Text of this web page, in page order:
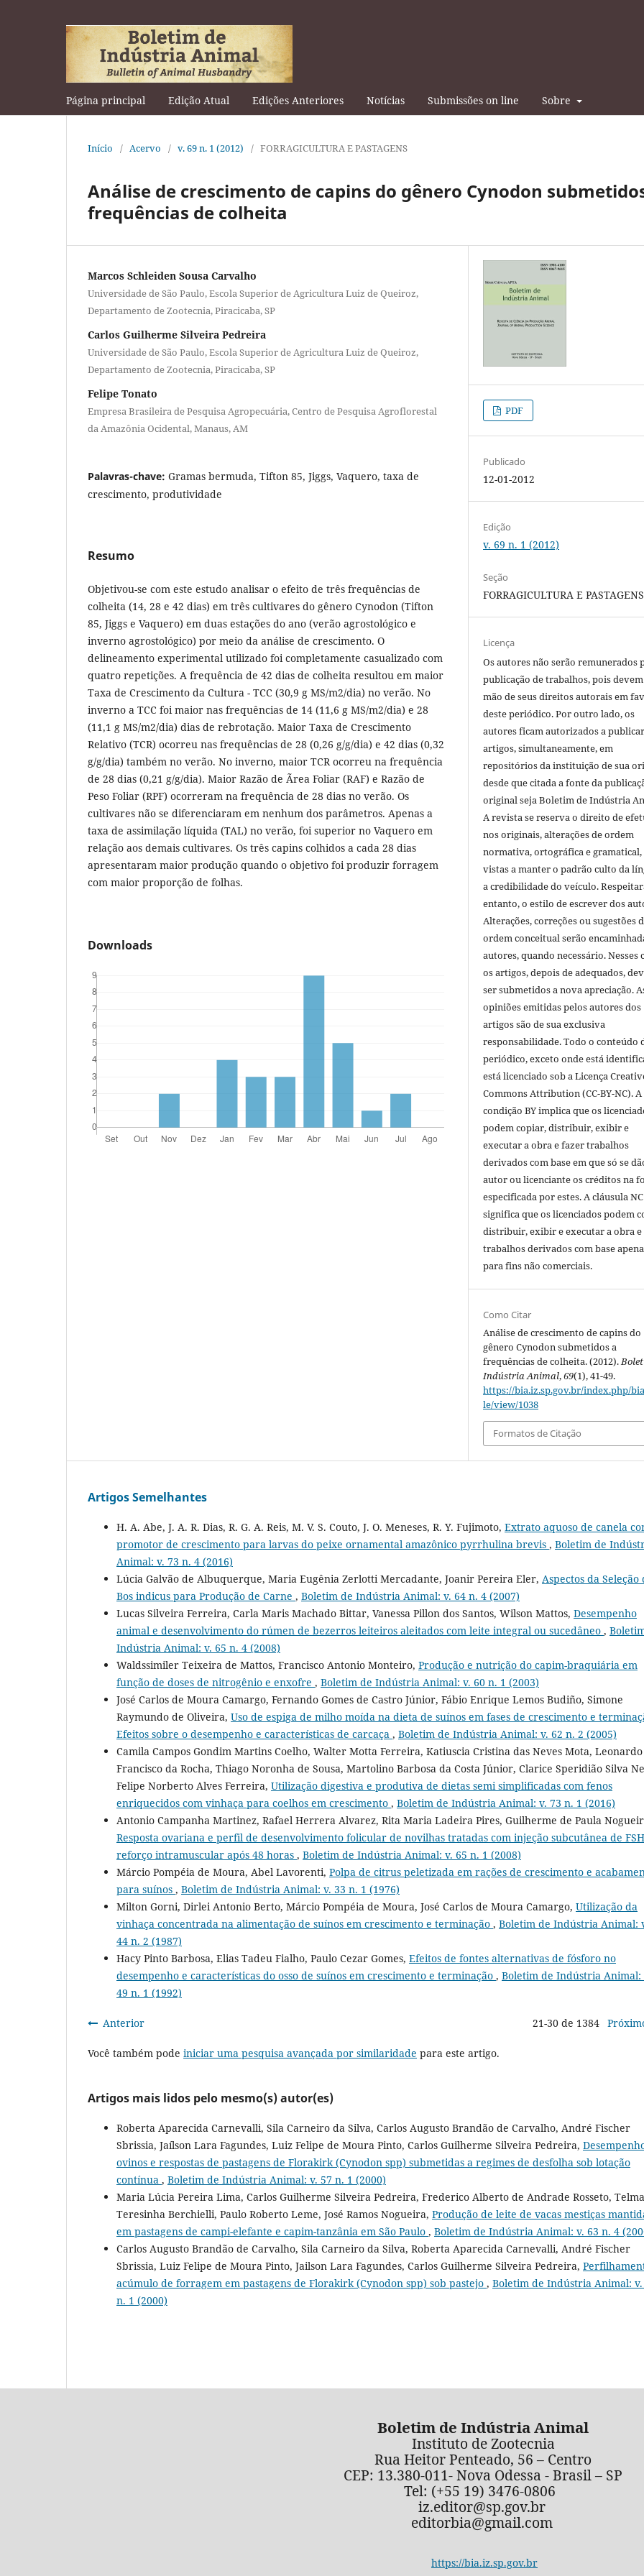
Página principal Edição Atual Edições Anteriores Notícias Submissões on line Sobre
Início / Acervo / v. 69 n. 1 (2012) / FORRAGICULTURA E PASTAGENS
Análise de crescimento de capins do gênero Cynodon
frequências de colheita
Marcos Schleiden Sousa Carvalho
Universidade de São Paulo, Escola Superior de Agricultura Luiz de Queiroz,
Departamento de Zootecnia, Piracicaba, SP
Carlos Guilherme Silveira Pedreira
Universidade de São Paulo, Escola Superior de Agricultura Luiz de Queiroz,
Departamento de Zootecnia, Piracicaba, SP
Felipe Tonato
Empresa Brasileira de Pesquisa Agropecuária, Centro de Pesquisa Agroflorestal
da Amazônia Ocidental, Manaus, AM
Palavras-chave: Gramas bermuda, Tifton 85, Jiggs, Vaquero, taxa de
crescimento, produtividade
Resumo
Objetivou-se com este estudo analisar o efeito de três frequências de
colheita (14, 28 e 42 dias) em três cultivares do gênero Cynodon (Tifton
85, Jiggs e Vaquero) em duas estações do ano (verão agrostológico e
inverno agrostológico) por meio da análise de crescimento. O
delineamento experimental utilizado foi completamente casualizado com
quatro repetições. A frequência de 42 dias de colheita resultou em maior
Taxa de Crescimento da Cultura - TCC (30,9 g MS/m2/dia) no verão. No
inverno a TCC foi maior nas frequências de 14 (11,6 g MS/m2/dia) e 28
(11,1 g MS/m2/dia) dias de rebrotação. Maior Taxa de Crescimento
Relativo (TCR) ocorreu nas frequências de 28 (0,26 g/g/dia) e 42 dias (0,32
g/g/dia) também no verão. No inverno, maior TCR ocorreu na frequência
de 28 dias (0,21 g/g/dia). Maior Razão de Ãrea Foliar (RAF) e Razão de
Peso Foliar (RPF) ocorreram na frequência de 28 dias no verão. Os
cultivares não se diferenciaram em nenhum dos parâmetros. Apenas a
taxa de assimilação líquida (TAL) no verão, foi superior no Vaquero em
relação aos demais cultivares. Os três capins colhidos a cada 28 dias
apresentaram maior produção quando o objetivo foi produzir forragem
com maior proporção de folhas.
Downloads
PDF
Publicado
12-01-2012
Edição
v. 69 n. 1 (2012)
Seção
FORRAGICULTURA E PASTAGENS
Licença
Os autores não serão remunerados
publicação de trabalhos, pois
mão de seus direitos autorais em
deste periódico. Por outro lado, os
autores ficam autorizados a
artigos, simultaneamente, em
repositórios da instituição de sua
desde que citada a fonte da
original seja Boletim de Indústria
A revista se reserva o direito de
nos originais, alterações de ordem
normativa, ortográfica e gramatical,
vistas a manter o padrão culto da
a credibilidade do veículo.
entanto, o estilo de escrever dos
Alterações, correções ou sugestões
ordem conceitual serão
autores, quando necessário. Nesses
os artigos, depois de adequados,
ser submetidos a nova apreciação.
opiniões emitidas pelos autores dos
artigos são de sua exclusiva
responsabilidade. Todo o conteúdo
periódico, exceto onde está
está licenciado sob a Licença
Commons Attribution (CC-BY-NC). A
condição BY implica que os
podem copiar, distribuir, exibir e
executar a obra e fazer trabalhos
derivados com base em que só se
autor ou licenciante os créditos na
especificada por estes. A cláusula NC
significa que os licenciados podem
distribuir, exibir e executar a obra
trabalhos derivados com base
para fins não comerciais.
Como Citar
Análise de crescimento de capins do
gênero Cynodon submetidos a
frequências de colheita. (2012).
Indústria Animal,69(1), 41-49.
https://bia.iz.sp.gov.br/index.php/
le/view/1038
Formatos de Citação
Artigos Semelhantes
H. A. Abe, J. A. R. Dias, R. G. A. Reis, M. V. S. Couto, J. O. Meneses, R. Y. Fujimoto, Extrato aquoso de canela
promotor de crescimento para larvas do peixe ornamental amazônico pyrrhulina brevis , Boletim de
Animal: v. 73 n. 4 (2016)
Lúcia Galvão de Albuquerque, Maria Eugênia Zerlotti Mercadante, Joanir Pereira Eler, Aspectos da Seleção
Bos indicus para Produção de Carne , Boletim de Indústria Animal: v. 64 n. 4 (2007)
Lucas Silveira Ferreira, Carla Maris Machado Bittar, Vanessa Pillon dos Santos, Wilson Mattos, Desempenho
animal e desenvolvimento do rúmen de bezerros leiteiros aleitados com leite integral ou sucedâneo ,
Indústria Animal: v. 65 n. 4 (2008)
Waldssimiler Teixeira de Mattos, Francisco Antonio Monteiro, Produção e nutrição do capim-braquiária em
função de doses de nitrogênio e enxofre , Boletim de Indústria Animal: v. 60 n. 1 (2003)
José Carlos de Moura Camargo, Fernando Gomes de Castro Júnior, Fábio Enrique Lemos Budiño, Simone
Raymundo de Oliveira, Uso de espiga de milho moída na dieta de suínos em fases de crescimento e
Efeitos sobre o desempenho e características de carcaça , Boletim de Indústria Animal: v. 62 n. 2 (2005)
Camila Campos Gondim Martins Coelho, Walter Motta Ferreira, Katiuscia Cristina das Neves Mota, Leonardo
Francisco da Rocha, Thiago Noronha de Sousa, Martolino Barbosa da Costa Júnior, Clarice Speridião Silva
Felipe Norberto Alves Ferreira, Utilização digestiva e produtiva de dietas semi simplificadas com fenos
enriquecidos com vinhaça para coelhos em crescimento , Boletim de Indústria Animal: v. 73 n. 1 (2016)
Antonio Campanha Martinez, Rafael Herrera Alvarez, Rita Maria Ladeira Pires, Guilherme de Paula
Resposta ovariana e perfil de desenvolvimento folicular de novilhas tratadas com injeção subcutânea de
reforço intramuscular após 48 horas , Boletim de Indústria Animal: v. 65 n. 1 (2008)
Márcio Pompéia de Moura, Abel Lavorenti, Polpa de citrus peletizada em rações de crescimento e
para suínos , Boletim de Indústria Animal: v. 33 n. 1 (1976)
Milton Gorni, Dirlei Antonio Berto, Márcio Pompéia de Moura, José Carlos de Moura Camargo, Utilização da
vinhaça concentrada na alimentação de suínos em crescimento e terminação , Boletim de Indústria Animal:
44 n. 2 (1987)
Hacy Pinto Barbosa, Elias Tadeu Fialho, Paulo Cezar Gomes, Efeitos de fontes alternativas de fósforo no
desempenho e características do osso de suínos em crescimento e terminação , Boletim de Indústria Animal:
49 n. 1 (1992)
Anterior 21-30 de 1384
Você também pode iniciar uma pesquisa avançada por similaridade para este artigo.
Artigos mais lidos pelo mesmo(s) autor(es)
Roberta Aparecida Carnevalli, Sila Carneiro da Silva, Carlos Augusto Brandão de Carvalho, André Fischer
Sbrissia, Jaílson Lara Fagundes, Luiz Felipe de Moura Pinto, Carlos Guilherme Silveira Pedreira,
ovinos e respostas de pastagens de Florakirk (Cynodon spp) submetidas a regimes de desfolha sob lotação
contínua , Boletim de Indústria Animal: v. 57 n. 1 (2000)
Maria Lúcia Pereira Lima, Carlos Guilherme Silveira Pedreira, Frederico Alberto de Andrade Rosseto, Telma
Teresinha Berchielli, Paulo Roberto Leme, José Ramos Nogueira, Produção de leite de vacas mestiças
em pastagens de campi-elefante e capim-tanzânia em São Paulo , Boletim de Indústria Animal: v. 63 n. 4
Carlos Augusto Brandão de Carvalho, Sila Carneiro da Silva, Roberta Aparecida Carnevalli, André Fischer
Sbrissia, Luiz Felipe de Moura Pinto, Jailson Lara Fagundes, Carlos Guilherme Silveira Pedreira,
acúmulo de forragem em pastagens de Florakirk (Cynodon spp) sob pastejo , Boletim de Indústria Animal: v.
n. 1 (2000)
Boletim de Indústria Animal
Instituto de Zootecnia
Rua Heitor Penteado, 56 – Centro
CEP: 13.380-011- Nova Odessa - Brasil – SP
Tel: (+55 19) 3476-0806
iz.editor@sp.gov.br
editorbia@gmail.com
https://bia.iz.sp.gov.br